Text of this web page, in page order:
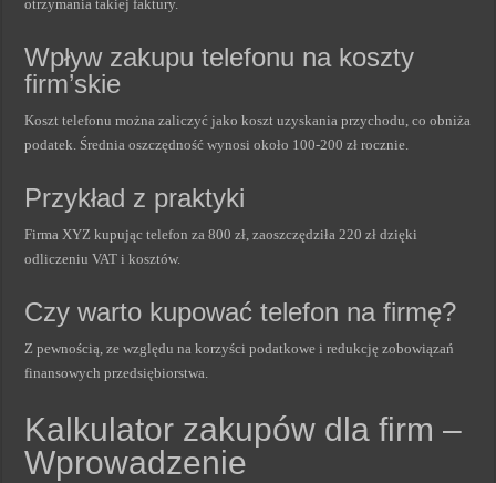
otrzymania takiej faktury.
Wpływ zakupu telefonu na koszty
firm’skie
Koszt telefonu można zaliczyć jako koszt uzyskania przychodu, co obniża
podatek. Średnia oszczędność wynosi około 100-200 zł rocznie.
Przykład z praktyki
Firma XYZ kupując telefon za 800 zł, zaoszczędziła 220 zł dzięki
odliczeniu VAT i kosztów.
Czy warto kupować telefon na firmę?
Z pewnością, ze względu na korzyści podatkowe i redukcję zobowiązań
finansowych przedsiębiorstwa.
Kalkulator zakupów dla firm –
Wprowadzenie